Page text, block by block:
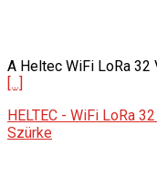
A Heltec WiFi LoRa 32
[...]
HELTEC - WiFi LoRa
Szürke